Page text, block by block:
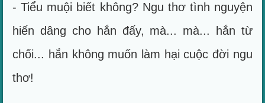
- Tiểu muội biết không? Ngu thơ tình nguyện
hiến dâng cho hắn đấy, mà... mà... hắn từ
chối... hắn không muốn làm hại cuộc đời ngu
thơ!